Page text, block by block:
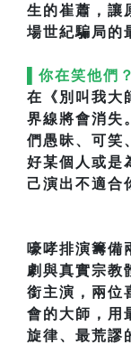
生的崔蕭，讓
場世紀騙局的
▌你在笑他們
在《別叫我大
界線將會消失
們愚昧、可笑
好某個人或是
己演出不適合
嚎哮排演籌備
劇與真實宗教
銜主演，兩位
會的大師，用
旋律、最荒謬